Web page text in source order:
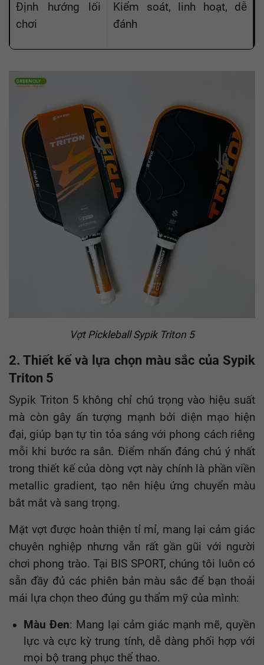
Định hướng lối
chơi
Kiểm soát, linh hoạt, dễ
đánh
Vợt PickleballSypikTriton 5
2. Thiết kế và lựa chọn màu sắc của Sypik
Triton 5
Sypik Triton 5 không chỉ chú trọng vào hiệu suất
mà còn gây ấn tượng mạnh bởi diện mạo hiện
đại, giúp bạn tự tin tỏa sáng với phong cách riêng
mỗi khi bước ra sân. Điểm nhấn đáng chú ý nhất
trong thiết kế của dòng vợt này chính là phần viền
metallic gradient, tạo nên hiệu ứng chuyển màu
bắt mắt và sang trọng.
Mặt vợt được hoàn thiện tỉ mỉ, mang lại cảm giác
chuyên nghiệp nhưng vẫn rất gần gũi với người
chơi phong trào. Tại BIS SPORT, chúng tôi luôn có
sẵn đầy đủ các phiên bản màu sắc để bạn thoải
mái lựa chọn theo đúng gu thẩm mỹ của mình:
Màu Đen: Mang lại cảm giác mạnh mẽ, quyền
lực và cực kỳ trung tính, dễ dàng phối hợp với
mọi bộ trang phục thể thao.